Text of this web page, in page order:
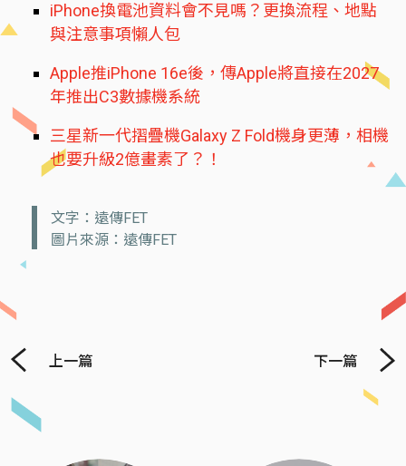
iPhone換電池資料會不見嗎？更換流程、地點
與注意事項懶人包
Apple推iPhone 16e後，傳Apple將直接在2027
年推出C3數據機系統
三星新一代摺疊機Galaxy Z Fold機身更薄，相機
也要升級2億畫素了？！
文字：遠傳FET
圖片來源：遠傳FET
上一篇 下一篇